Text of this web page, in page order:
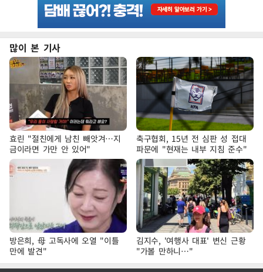
많이 본 기사
효린 "절친에게 남친 빼앗겨…지
금이라면 가만 안 있어"
축구협회, 15년 전 심판 성 접대
파문에 "현재는 내부 지침 준수"
방은희, 母 고독사에 오열 "이틀
만에 발견"
김지수, '여행사 대표' 변신 근황
"가볼 만하니…"